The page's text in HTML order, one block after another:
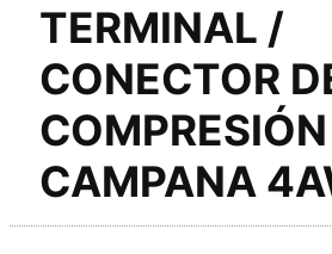
TERMINAL /
CONECTOR
CAMPANA